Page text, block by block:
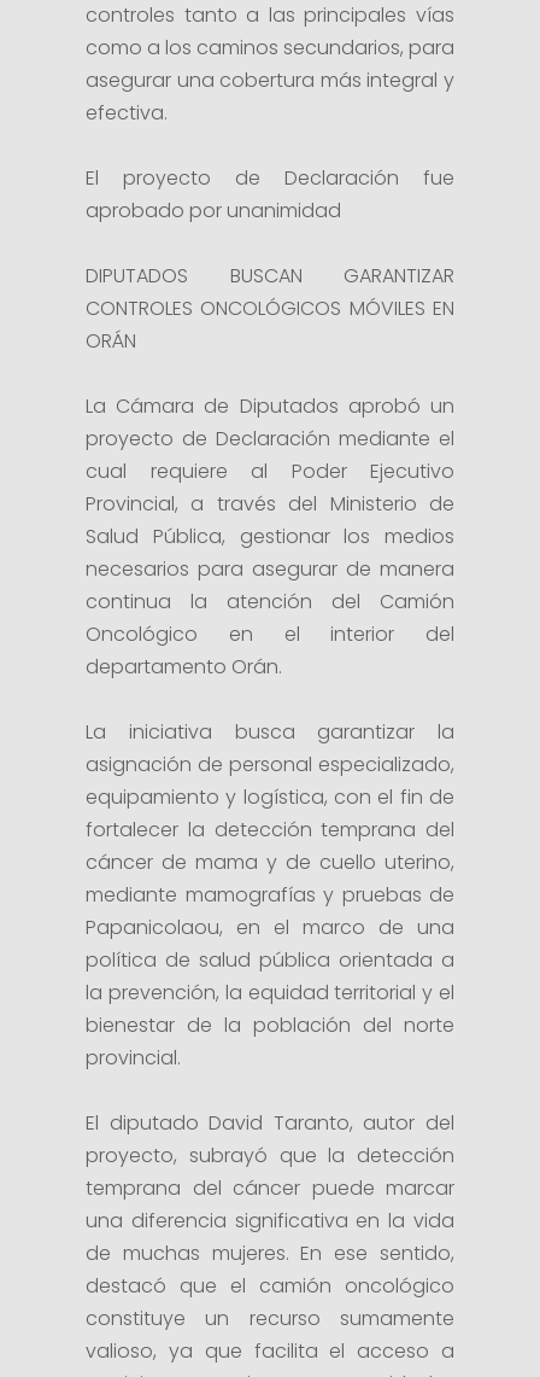
controles tanto a las principales vías
como a los caminos secundarios, para
asegurar una cobertura más integral y
efectiva.
El proyecto de Declaración fue
aprobado por unanimidad
DIPUTADOS BUSCAN GARANTIZAR
CONTROLES ONCOLÓGICOS MÓVILES EN
ORÁN
La Cámara de Diputados aprobó un
proyecto de Declaración mediante el
cual requiere al Poder Ejecutivo
Provincial, a través del Ministerio de
Salud Pública, gestionar los medios
necesarios para asegurar de manera
continua la atención del Camión
Oncológico en el interior del
departamento Orán.
La iniciativa busca garantizar la
asignación de personal especializado,
equipamiento y logística, con el fin de
fortalecer la detección temprana del
cáncer de mama y de cuello uterino,
mediante mamografías y pruebas de
Papanicolaou, en el marco de una
política de salud pública orientada a
la prevención, la equidad territorial y el
bienestar de la población del norte
provincial.
El diputado David Taranto, autor del
proyecto, subrayó que la detección
temprana del cáncer puede marcar
una diferencia significativa en la vida
de muchas mujeres. En ese sentido,
destacó que el camión oncológico
constituye un recurso sumamente
valioso, ya que facilita el acceso a